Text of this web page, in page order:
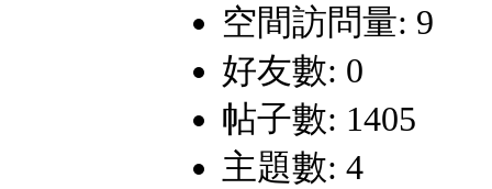
空間訪問量: 9
好友數: 0
帖子數: 1405
主題數: 4